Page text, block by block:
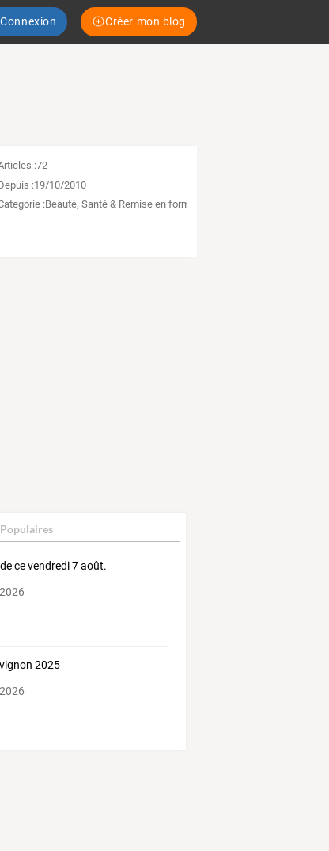
Connexion Créer mon blog
:72
:19/10/2010
:Beauté, Santé & Remise en forme
Populaires
ce vendredi 7 août.
2025